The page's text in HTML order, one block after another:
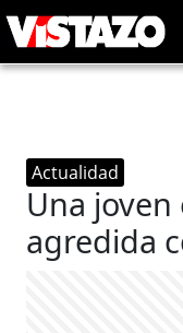
Actualidad
Una
agredida